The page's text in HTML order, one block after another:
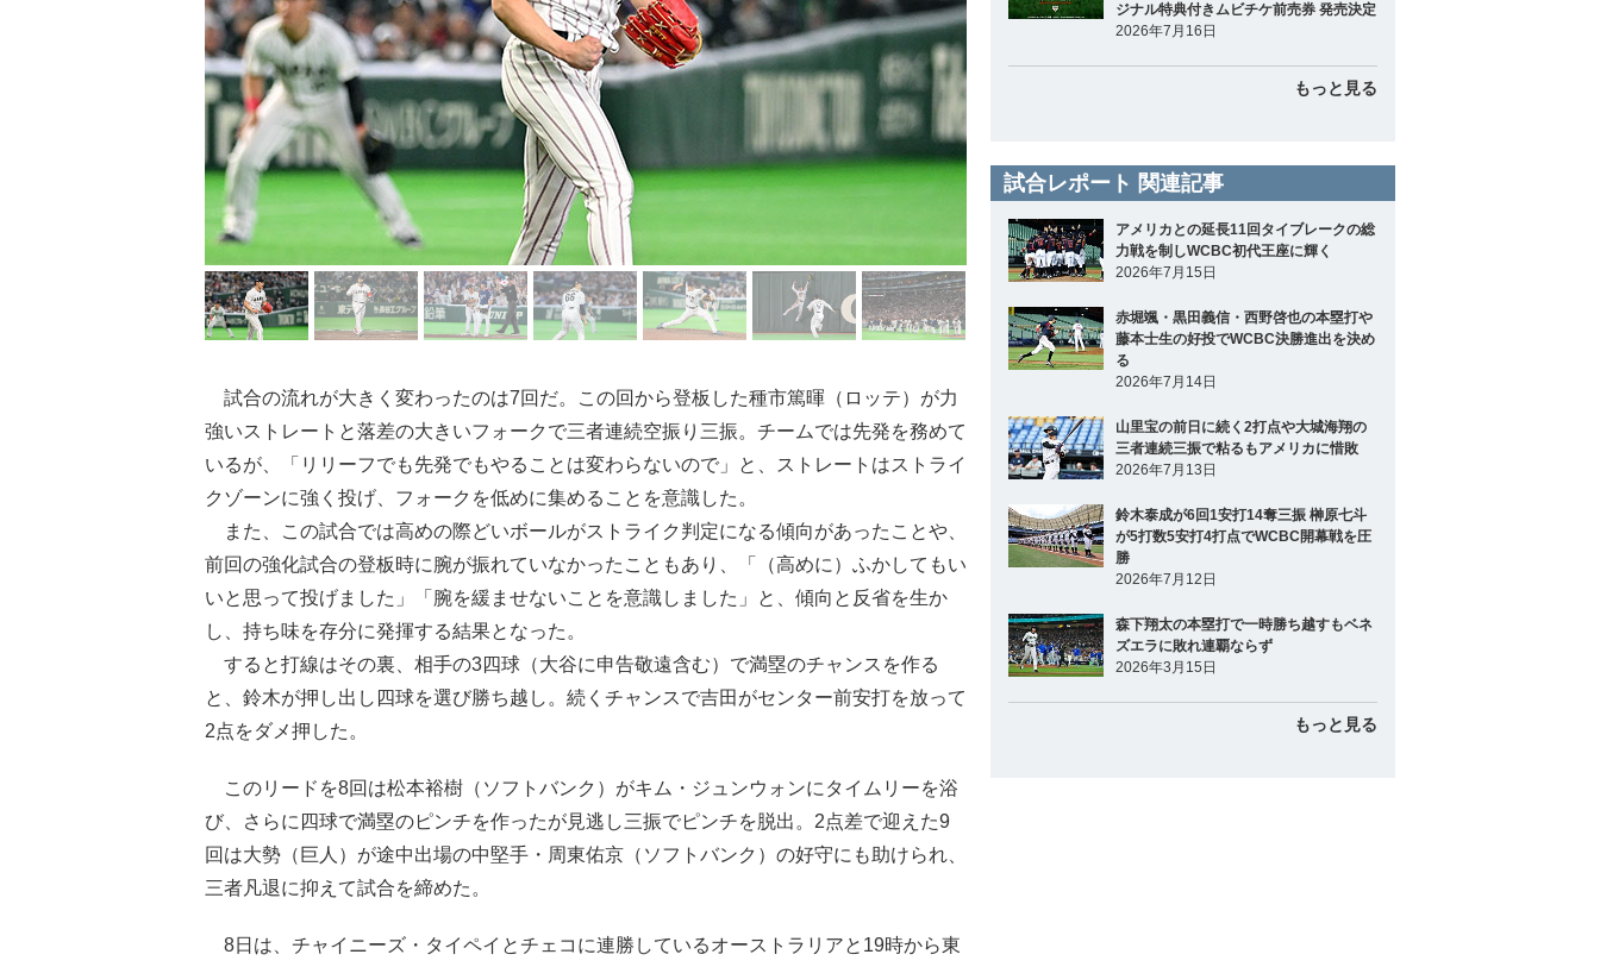
試合の流れが大きく変わったのは7回だ。この回から登板した種市篤暉（ロッテ）が力
強いストレートと落差の大きいフォークで三者連続空振り三振。チームでは先発を務めて
いるが、「リリーフでも先発でもやることは変わらないので」と、ストレートはストライ
クゾーンに強く投げ、フォークを低めに集めることを意識した。
また、この試合では高めの際どいボールがストライク判定になる傾向があったことや、
前回の強化試合の登板時に腕が振れていなかったこともあり、「（高めに）ふかしてもい
いと思って投げました」「腕を緩ませないことを意識しました」と、傾向と反省を生か
し、持ち味を存分に発揮する結果となった。
すると打線はその裏、相手の3四球（大谷に申告敬遠含む）で満塁のチャンスを作る
と、鈴木が押し出し四球を選び勝ち越し。続くチャンスで吉田がセンター前安打を放って
2点をダメ押した。
このリードを8回は松本裕樹（ソフトバンク）がキム・ジュンウォンにタイムリーを浴
び、さらに四球で満塁のピンチを作ったが見逃し三振でピンチを脱出。2点差で迎えた9
回は大勢（巨人）が途中出場の中堅手・周東佑京（ソフトバンク）の好守にも助けられ、
三者凡退に抑えて試合を締めた。
8日は、チャイニーズ・タイペイとチェコに連勝しているオーストラリアと19時から東
ジナル特典付きムビチケ前売券 発売決定
2026年7月16日
もっと見る
試合レポート 関連記事
アメリカとの延長11回タイブレークの総
力戦を制しWCBC初代王座に輝く
2026年7月15日
赤堀颯・黒田義信・西野啓也の本塁打や
藤本士生の好投でWCBC決勝進出を決め
る
2026年7月14日
山里宝の前日に続く2打点や大城海翔の
三者連続三振で粘るもアメリカに惜敗
2026年7月13日
鈴木泰成が6回1安打14奪三振 榊原七斗
が5打数5安打4打点でWCBC開幕戦を圧
勝
2026年7月12日
森下翔太の本塁打で一時勝ち越すもベネ
ズエラに敗れ連覇ならず
2026年3月15日
もっと見る